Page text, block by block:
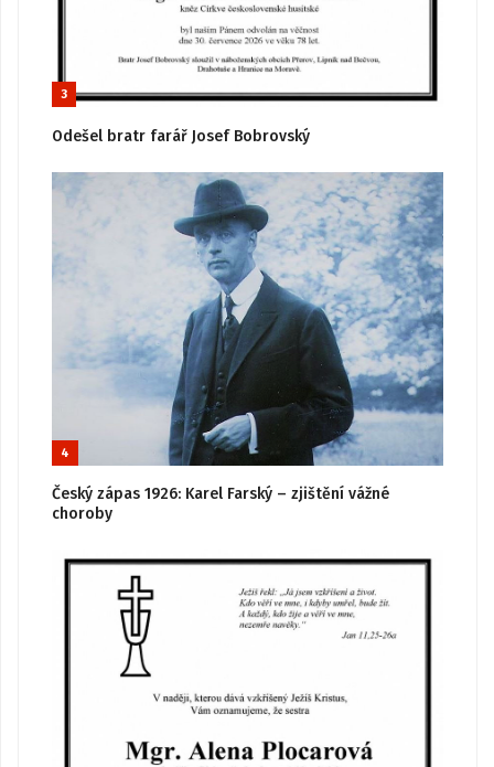
3
Odešel bratr farář Josef Bobrovský
4
Český zápas 1926: Karel Farský – zjištění vážné
choroby